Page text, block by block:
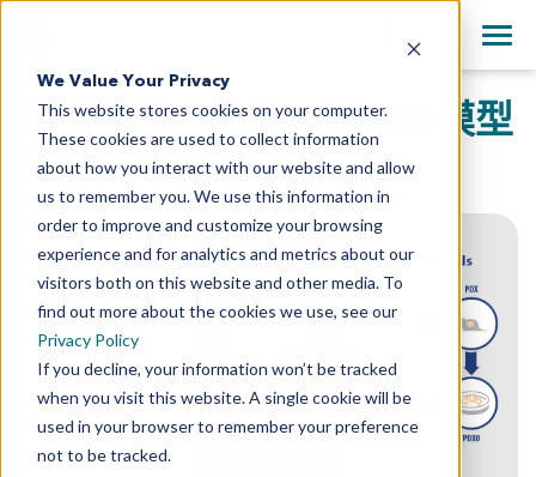
We Value Your Privacy
This website stores cookies on your computer.
These cookies are used to collect information
about how you interact with our website and allow
us to remember you. We use this information in
order to improve and customize your browsing
experience and for analytics and metrics about our
visitors both on this website and other media. To
find out more about the cookies we use, see our
Privacy Policy
If you decline, your information won’t be tracked
when you visit this website. A single cookie will be
used in your browser to remember your preference
not to be tracked.
English
日本語
简体中文
All Contact Information
肿瘤类器官问答：PDXO模型
和免疫肿瘤学应用